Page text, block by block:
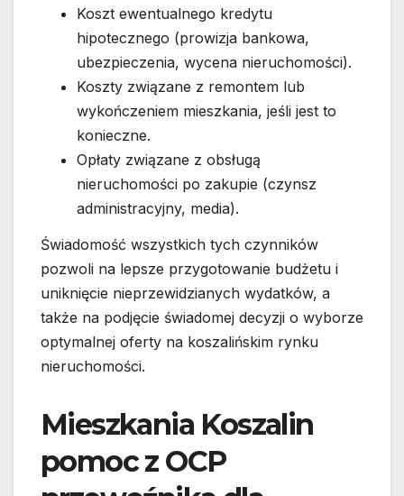
Koszt ewentualnego kredytu
hipotecznego (prowizja bankowa,
ubezpieczenia, wycena nieruchomości).
Koszty związane z remontem lub
wykończeniem mieszkania, jeśli jest to
konieczne.
Opłaty związane z obsługą
nieruchomości po zakupie (czynsz
administracyjny, media).
Świadomość wszystkich tych czynników
pozwoli na lepsze przygotowanie budżetu i
uniknięcie nieprzewidzianych wydatków, a
także na podjęcie świadomej decyzji o wyborze
optymalnej oferty na koszalińskim rynku
nieruchomości.
Mieszkania Koszalin
pomoc z OCP